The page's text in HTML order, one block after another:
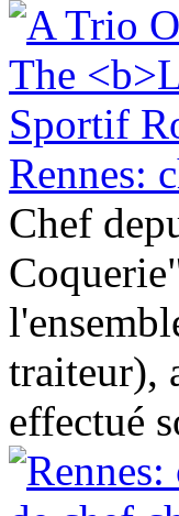
Rennes:
Chef
traiteur),
effectué